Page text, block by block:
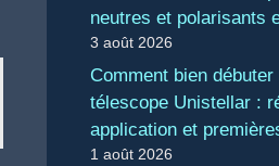
neutres et polarisants
3 août 2026
Comment bien
télescope Unistellar :
application et
1 août 2026